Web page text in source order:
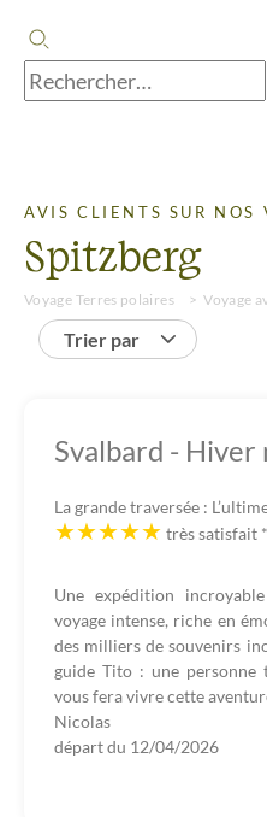
AVIS CLIENTS SUR NOS
Spitzberg
Voyage Terres polaires Voyage
Trier par
Svalbard - Hiver
La grande traversée :
très satisfait *
Une expédition
voyage intense, riche en
des milliers de souvenirs
guide Tito : une personne
vous fera vivre cette
Nicolas
départ du 12/04/2026